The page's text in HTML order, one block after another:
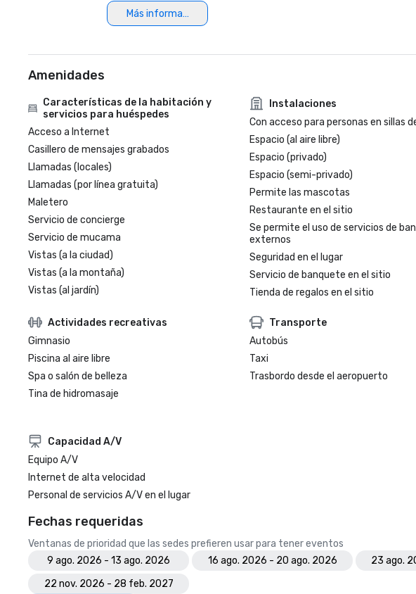
Más información
Amenidades
Características de la habitación y
servicios para huéspedes
Acceso a Internet
Casillero de mensajes grabados
Llamadas (locales)
Llamadas (por línea gratuita)
Maletero
Servicio de concierge
Servicio de mucama
Vistas (a la ciudad)
Vistas (a la montaña)
Vistas (al jardín)
Instalaciones
Con acceso para personas en sillas
Espacio (al aire libre)
Espacio (privado)
Espacio (semi-privado)
Permite las mascotas
Restaurante en el sitio
Se permite el uso de servicios de
externos
Seguridad en el lugar
Servicio de banquete en el sitio
Tienda de regalos en el sitio
Actividades recreativas
Gimnasio
Piscina al aire libre
Spa o salón de belleza
Tina de hidromasaje
Transporte
Autobús
Taxi
Trasbordo desde el aeropuerto
Capacidad A/V
Equipo A/V
Internet de alta velocidad
Personal de servicios A/V en el lugar
Fechas requeridas
Ventanas de prioridad que las sedes prefieren usar para tener eventos
9 ago. 2026 - 13 ago. 2026
16 ago. 2026 - 20 ago. 2026 23 ago.
22 nov. 2026 - 28 feb. 2027